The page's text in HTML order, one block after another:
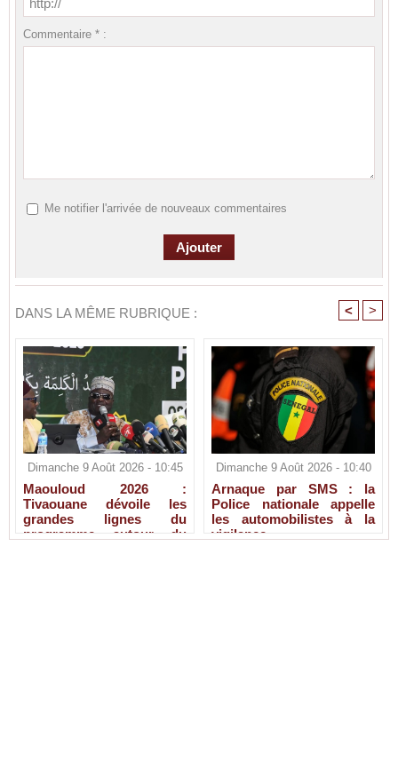
Commentaire * :
Me notifier l'arrivée de nouveaux commentaires
DANS LA MÊME RUBRIQUE : < >
Dimanche 9 Août 2026 - 10:45
Maouloud 2026 :
Tivaouane dévoile les
grandes lignes du
programme autour du
Dimanche 9 Août 2026 - 10:40
Arnaque par SMS : la
Police nationale appelle
les automobilistes à la
vigilance